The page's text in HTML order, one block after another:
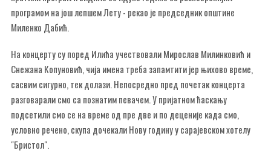
програмом на још лепшем Лету - рекао је председник општине
Миленко Дабић.
На концерту су поред Илића учествовали Мирослав Милинковић и
Снежана Копуновић, чија имена треба запамтити јер њихово време,
сасвим сигурно, тек долази. Непосредно пред почетак концерта
разговарали смо са познатим певачем. У пријатном ћаскању
подсетили смо се на време од пре две и по деценије када смо,
условно речено, скупа дочекали Нову годину у сарајевском хотелу
"Бристол".